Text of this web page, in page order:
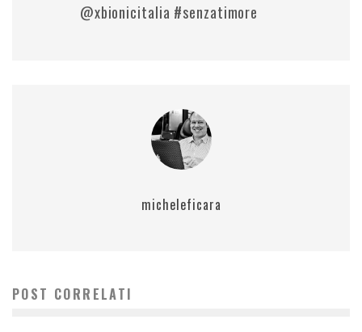
@xbionicitalia #senzatimore
micheleficara
POST CORRELATI